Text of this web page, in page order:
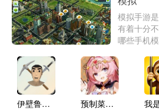
模拟手游
有着十分
哪些手机
戏大全供
伊壁鲁世界
预制菜梦工坊